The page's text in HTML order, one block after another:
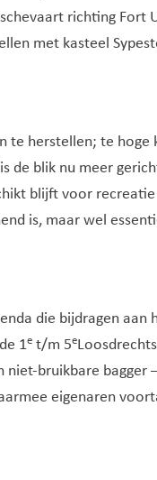
richting
met kasteel
herstellen; te
de blik nu meer
blijft voor
is, maar wel
die bijdragen
1e t/m 5e
bruikbare
eigenaren